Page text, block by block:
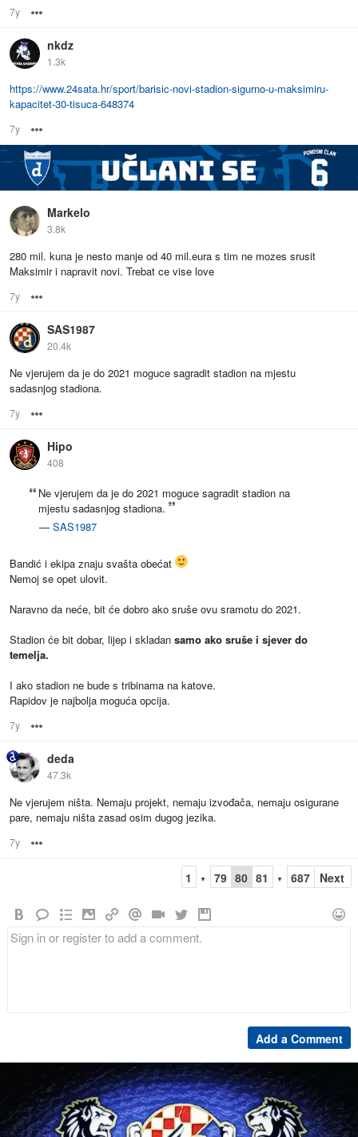
7y
nkdz
1.3k
https://www.24sata.hr/sport/barisic-novi-stadion-sigurno-u-maksimiru-
kapacitet-30-tisuca-648374
7y
Markelo
3.8k
280 mil. kuna je nesto manje od 40 mil.eura s tim ne mozes srusit
Maksimir i napravit novi. Trebat ce vise love
7y
SAS1987
20.4k
Ne vjerujem da je do 2021 moguce sagradit stadion na mjestu
sadasnjog stadiona.
7y
Hipo
408
Ne vjerujem da je do 2021 moguce sagradit stadion na
mjestu sadasnjog stadiona.
— SAS1987
Bandić i ekipa znaju svašta obećat
Nemoj se opet ulovit.
Naravno da neće, bit će dobro ako sruše ovu sramotu do 2021.
Stadion će bit dobar, lijep i skladan samo ako sruše i sjever do
temelja.
I ako stadion ne bude s tribinama na katove.
Rapidov je najbolja moguća opcija.
7y
deda
47.3k
Ne vjerujem ništa. Nemaju projekt, nemaju izvođača, nemaju osigurane
pare, nemaju ništa zasad osim dugog jezika.
7y
1 ▼ 79 80 81 ▼ 687 Next
Add a Comment